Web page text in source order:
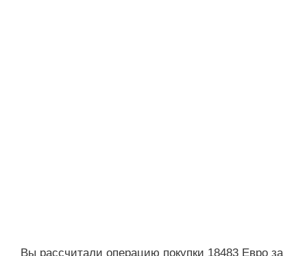
Вы рассчитали операцию покупки 18483 Евро за